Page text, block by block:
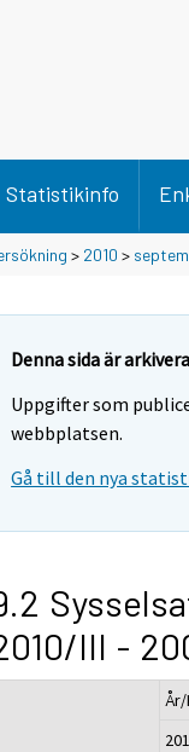
Statistikinfo
> 2010 >
Denna sida är
Uppgifter som
webbplatsen.
Gå till den nya
III -